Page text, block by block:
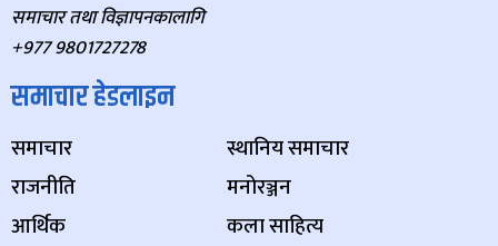
समाचार तथा विज्ञापनकालागि
+977 9801727278
समाचार हेडलाइन
समाचार
राजनीति
आर्थिक
स्थानिय समाचार
मनोरञ्जन
कला साहित्य